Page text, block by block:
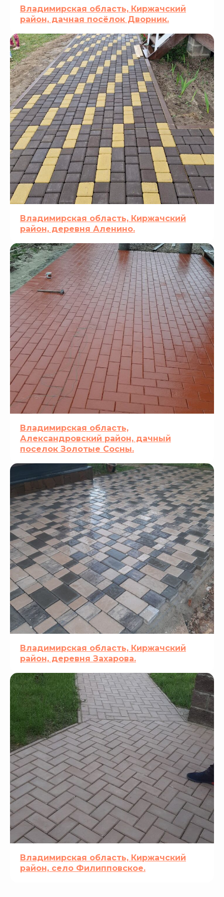
Владимирская область, Киржачский
район, дачная посёлок Дворник.
Владимирская область, Киржачский
район, деревня Аленино.
Владимирская область,
Александровский район, дачный
поселок Золотые Сосны.
Владимирская область, Киржачский
район, деревня Захарова.
Владимирская область, Киржачский
район, село Филипповское.